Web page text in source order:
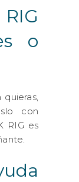
o
con
RIG es